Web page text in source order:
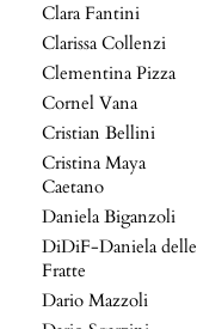
Clara Fantini
Clarissa Collenzi
Clementina Pizza
Cornel Vana
Cristian Bellini
Cristina Maya
Caetano
Daniela Biganzoli
DiDiF-Daniela delle
Fratte
Dario Mazzoli